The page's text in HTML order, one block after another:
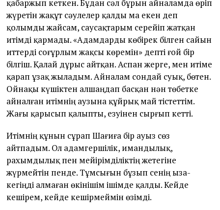
қабаржып кеткен. Бұдан сәл бұрын айналамда өріп
жүретін жақұт сәулелер қалды ма екен деп
қолымды жайсам, саусақтарым серейіп жатқан
итімді қармады. «Адамдарды көбірек білген сайын
иттерді соғұрлым жақсы көремін» депті ғой бір
білгіш. Қалай дұрыс айтқан. Аспан жерге, мен итіме
қарап ұзақ жыладым. Айналам сондай суық, бөтен.
Ойнақы күшіктен алшаңдап басқан нән төбетке
айналған итімнің аузына құйрық май тістеттім.
Жағы қарысып қалыпты, езуінен сырғып кетті.
Итімнің құнын сұрап Шағиға бір ауыз сөз
айтпадым. Ол адамгершілік, имандылық,
рахымдылық пен мейірімділіктің жетегіне
жүрмейтін пенде. Тұмсығын бұзып сенің ыза-
кегіңді алмаған өкінішім ішімде қалды. Кейде
кешірем, кейде кешірмеймін өзімді.